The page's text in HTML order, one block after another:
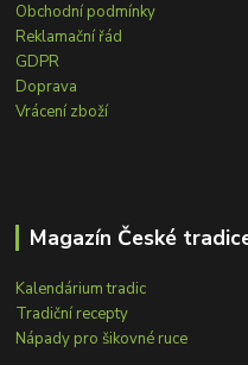
Obchodní podmínky
Reklamační řád
GDPR
Doprava
Vrácení zboží
Magazín České
Kalendárium tradic
Tradiční recepty
Nápady pro šikovné ruce